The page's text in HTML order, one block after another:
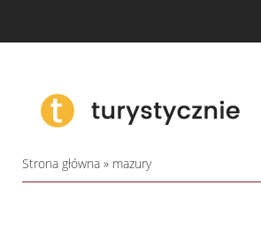
Strona główna» mazury